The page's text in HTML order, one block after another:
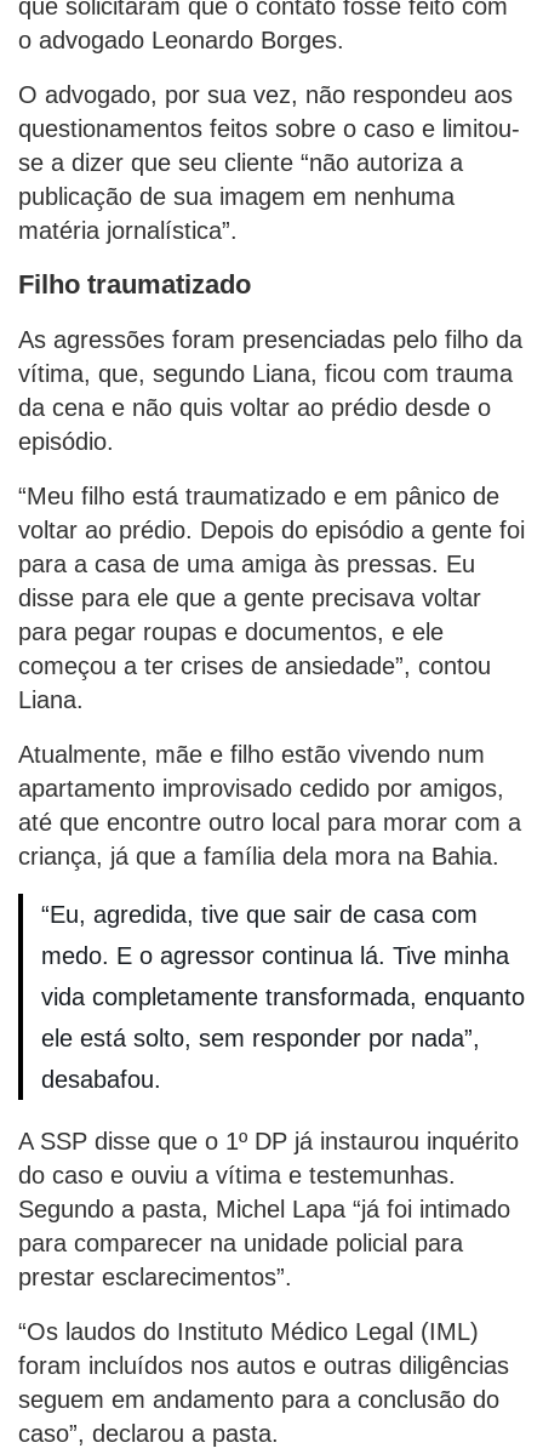
que solicitaram que o contato fosse feito com
o advogado Leonardo Borges.
O advogado, por sua vez, não respondeu aos
questionamentos feitos sobre o caso e limitou-
se a dizer que seu cliente “não autoriza a
publicação de sua imagem em nenhuma
matéria jornalística”.
Filho traumatizado
As agressões foram presenciadas pelo filho da
vítima, que, segundo Liana, ficou com trauma
da cena e não quis voltar ao prédio desde o
episódio.
“Meu filho está traumatizado e em pânico de
voltar ao prédio. Depois do episódio a gente foi
para a casa de uma amiga às pressas. Eu
disse para ele que a gente precisava voltar
para pegar roupas e documentos, e ele
começou a ter crises de ansiedade”, contou
Liana.
Atualmente, mãe e filho estão vivendo num
apartamento improvisado cedido por amigos,
até que encontre outro local para morar com a
criança, já que a família dela mora na Bahia.
“Eu, agredida, tive que sair de casa com
medo. E o agressor continua lá. Tive minha
vida completamente transformada, enquanto
ele está solto, sem responder por nada”,
desabafou.
A SSP disse que o 1º DP já instaurou inquérito
do caso e ouviu a vítima e testemunhas.
Segundo a pasta, Michel Lapa “já foi intimado
para comparecer na unidade policial para
prestar esclarecimentos”.
“Os laudos do Instituto Médico Legal (IML)
foram incluídos nos autos e outras diligências
seguem em andamento para a conclusão do
caso”, declarou a pasta.